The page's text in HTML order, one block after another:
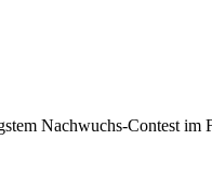
Nachwuchs-Contest im